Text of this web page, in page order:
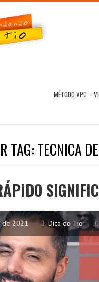
MÉTODO VPC –
TAG: TECNICA
de 2021 Dica do Tio